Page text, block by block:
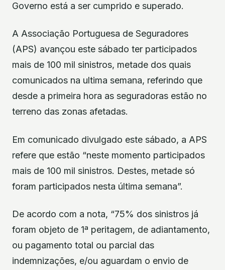
Governo está a ser cumprido e superado.
A Associação Portuguesa de Seguradores
(APS) avançou este sábado ter participados
mais de 100 mil sinistros, metade dos quais
comunicados na ultima semana, referindo que
desde a primeira hora as seguradoras estão no
terreno das zonas afetadas.
Em comunicado divulgado este sábado, a APS
refere que estão “neste momento participados
mais de 100 mil sinistros. Destes, metade só
foram participados nesta última semana”.
De acordo com a nota, “75% dos sinistros já
foram objeto de 1ª peritagem, de adiantamento,
ou pagamento total ou parcial das
indemnizações, e/ou aguardam o envio de